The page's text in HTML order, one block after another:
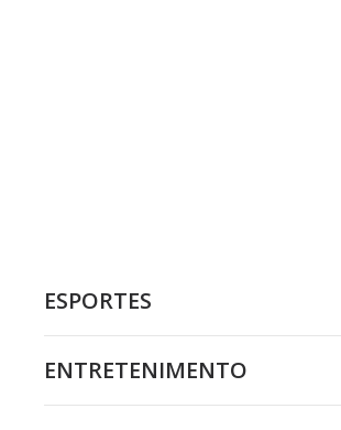
ESPORTES
ENTRETENIMENTO